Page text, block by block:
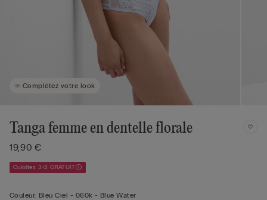
Complétez votre look
Tanga femme en dentelle florale
19,90 €
Culottes 3+3 GRATUIT
Couleur: Bleu Ciel - 060k - Blue Water